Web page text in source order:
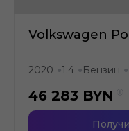
Volkswagen
2020 ●1.4 ● Бензин ●
46 283 BYN